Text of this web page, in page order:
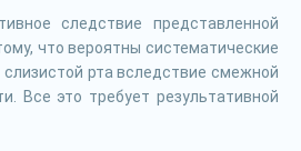
следствие представленной
что вероятны систематические
рта вследствие смежной
Все это требует результативной